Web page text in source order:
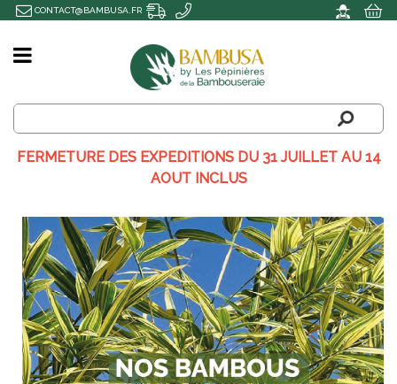
FERMETURE DES EXPEDITIONS DU 31 JUILLET AU 14
AOUT INCLUS
CONTACT@BAMBUSA.FR